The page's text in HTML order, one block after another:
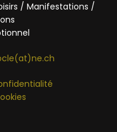
/ Manifestations /